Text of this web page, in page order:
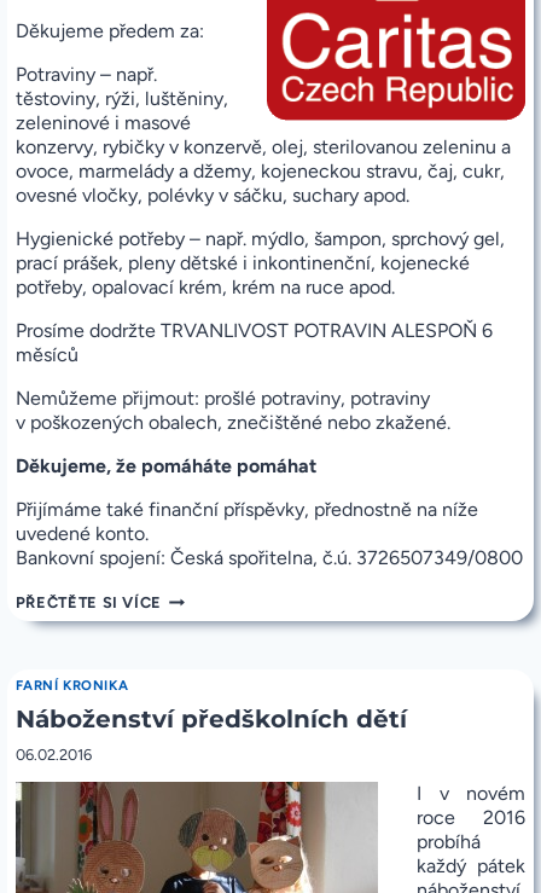
Děkujeme předem za:
Potraviny – např.
těstoviny, rýži, luštěniny,
zeleninové i masové
konzervy, rybičky v konzervě, olej, sterilovanou zeleninu a
ovoce, marmelády a džemy, kojeneckou stravu, čaj, cukr,
ovesné vločky, polévky v sáčku, suchary apod.
Hygienické potřeby – např. mýdlo, šampon, sprchový gel,
prací prášek, pleny dětské i inkontinenční, kojenecké
potřeby, opalovací krém, krém na ruce apod.
Prosíme dodržte TRVANLIVOST POTRAVIN ALESPOŇ 6
měsíců
Nemůžeme přijmout: prošlé potraviny, potraviny
v poškozených obalech, znečištěné nebo zkažené.
Děkujeme, že pomáháte pomáhat
Přijímáme také finanční příspěvky, přednostně na níže
uvedené konto.
Bankovní spojení: Česká spořitelna, č.ú. 3726507349/0800
PŘEČTĚTE SI VÍCE POTRAVINOVÁ
SBÍRKA
9H
FARNÍ KRONIKA
Náboženství předškolních dětí
06.02.2016
I v novém
roce 2016
probíhá
každý pátek